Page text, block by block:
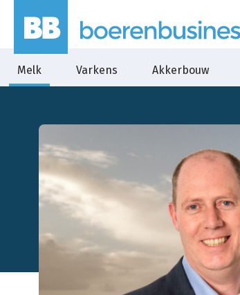
Melk Varkens Akkerbouw